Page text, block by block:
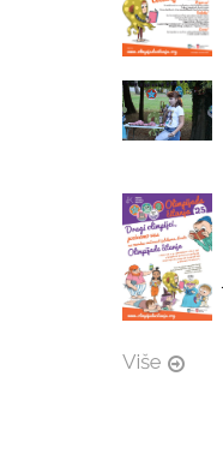
Više